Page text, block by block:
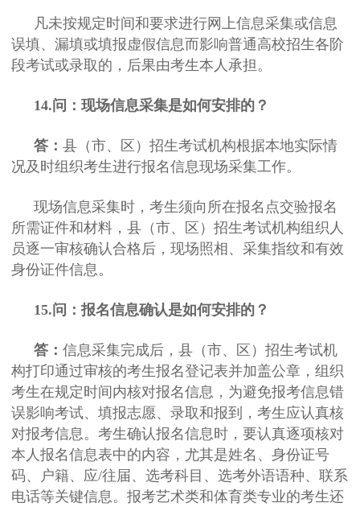
凡未按规定时间和要求进行网上信息采集或信息
误填、漏填或填报虚假信息而影响普通高校招生各阶
段考试或录取的，后果由考生本人承担。
14.问：现场信息采集是如何安排的？
答： 县（市、区）招生考试机构根据本地实际情
况及时组织考生进行报名信息现场采集工作。
现场信息采集时，考生须向所在报名点交验报名
所需证件和材料，县（市、区）招生考试机构组织人
员逐一审核确认合格后，现场照相、采集指纹和有效
身份证件信息。
15.问：报名信息确认是如何安排的？
答： 信息采集完成后，县（市、区）招生考试机
构打印通过审核的考生报名登记表并加盖公章，组织
考生在规定时间内核对报名信息，为避免报考信息错
误影响考试、填报志愿、录取和报到，考生应认真核
对报考信息。考生确认报名信息时，要认真逐项核对
本人报名信息表中的内容，尤其是姓名、身份证号
码、户籍、应/往届、选考科目、选考外语语种、联系
电话等关键信息。报考艺术类和体育类专业的考生还